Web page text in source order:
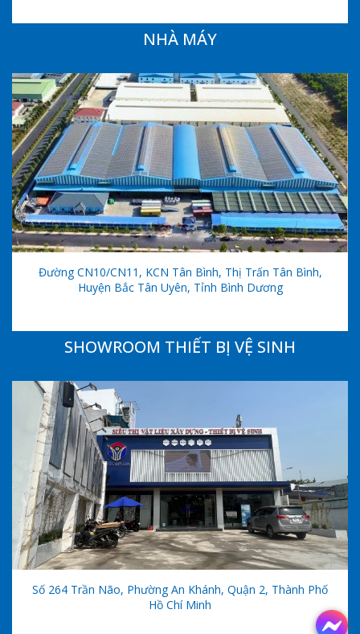
NHÀ MÁY
Đường CN10/CN11, KCN Tân Bình, Thị Trấn Tân Bình,
Huyện Bắc Tân Uyên, Tỉnh Bình Dương
SHOWROOM THIẾT BỊ VỆ SINH
Số 264 Trần Não, Phường An Khánh, Quận 2, Thành Phố
Hồ Chí Minh